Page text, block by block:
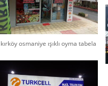
osmaniye ışıklı oyma tabela